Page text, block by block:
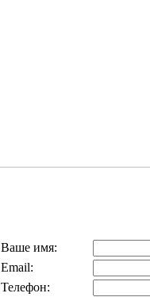
Ваше имя:
Email:
Телефон: